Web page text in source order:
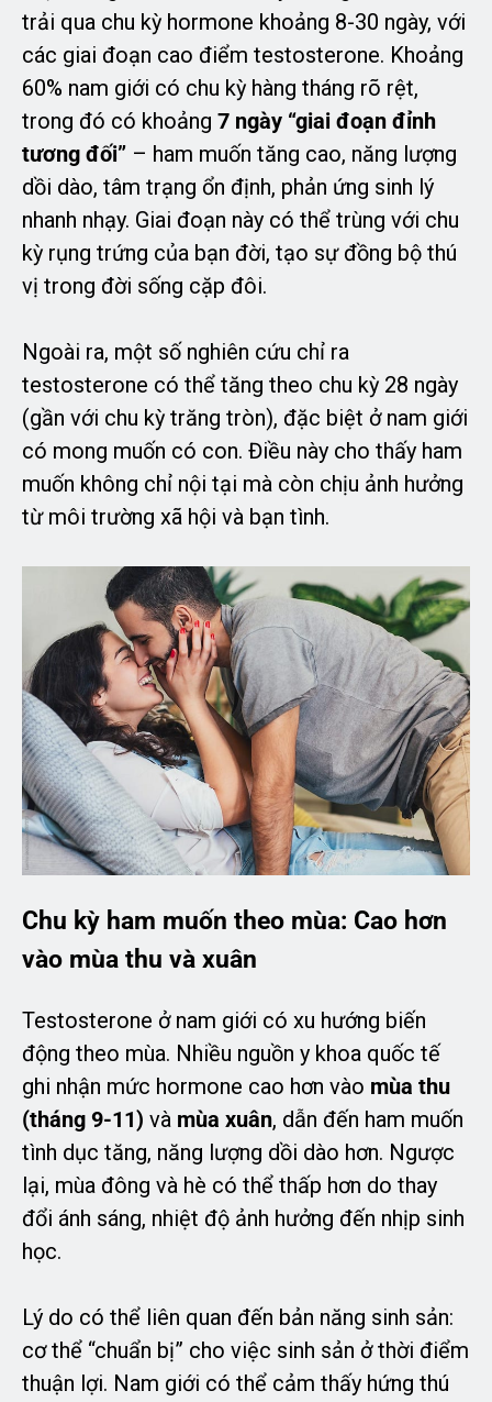
trải qua chu kỳ hormone khoảng 8-30 ngày, với
các giai đoạn cao điểm testosterone. Khoảng
60% nam giới có chu kỳ hàng tháng rõ rệt,
trong đó có khoảng 7 ngày “giai đoạn đỉnh
tương đối” – ham muốn tăng cao, năng lượng
dồi dào, tâm trạng ổn định, phản ứng sinh lý
nhanh nhạy. Giai đoạn này có thể trùng với chu
kỳ rụng trứng của bạn đời, tạo sự đồng bộ thú
vị trong đời sống cặp đôi.
Ngoài ra, một số nghiên cứu chỉ ra
testosterone có thể tăng theo chu kỳ 28 ngày
(gần với chu kỳ trăng tròn), đặc biệt ở nam giới
có mong muốn có con. Điều này cho thấy ham
muốn không chỉ nội tại mà còn chịu ảnh hưởng
từ môi trường xã hội và bạn tình.
Chu kỳ ham muốn theo mùa: Cao hơn
vào mùa thu và xuân
Testosterone ở nam giới có xu hướng biến
động theo mùa. Nhiều nguồn y khoa quốc tế
ghi nhận mức hormone cao hơn vào mùa thu
(tháng 9-11) và mùa xuân, dẫn đến ham muốn
tình dục tăng, năng lượng dồi dào hơn. Ngược
lại, mùa đông và hè có thể thấp hơn do thay
đổi ánh sáng, nhiệt độ ảnh hưởng đến nhịp sinh
học.
Lý do có thể liên quan đến bản năng sinh sản:
cơ thể “chuẩn bị” cho việc sinh sản ở thời điểm
thuận lợi. Nam giới có thể cảm thấy hứng thú